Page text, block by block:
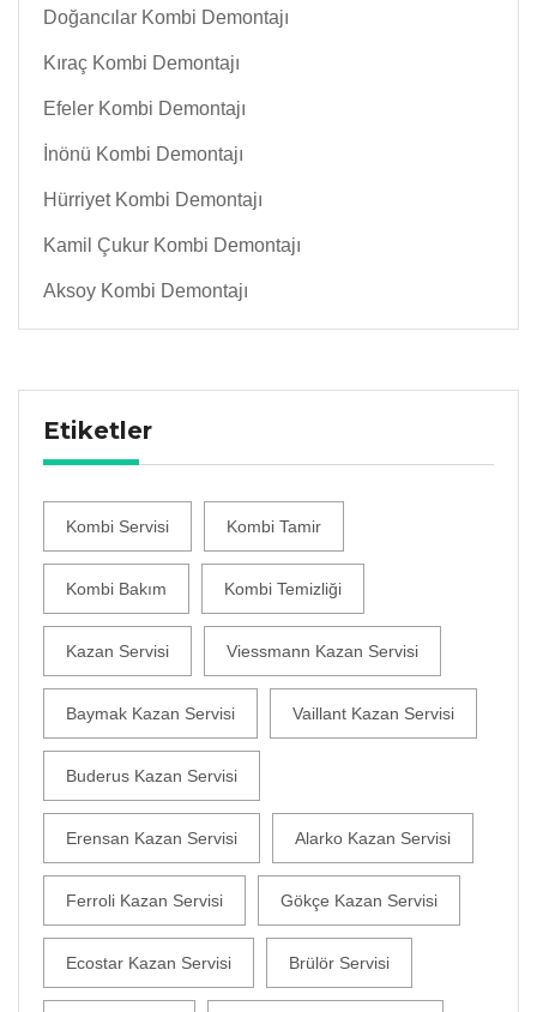
Doğancılar Kombi Demontajı
Kıraç Kombi Demontajı
Efeler Kombi Demontajı
İnönü Kombi Demontajı
Hürriyet Kombi Demontajı
Kamil Çukur Kombi Demontajı
Aksoy Kombi Demontajı
Etiketler
Kombi Servisi Kombi Tamir
Kombi Bakım Kombi Temizliği
Kazan Servisi Viessmann Kazan Servisi
Baymak Kazan Servisi Vaillant Kazan Servisi
Buderus Kazan Servisi
Erensan Kazan Servisi Alarko Kazan Servisi
Ferroli Kazan Servisi Gökçe Kazan Servisi
Ecostar Kazan Servisi Brülör Servisi